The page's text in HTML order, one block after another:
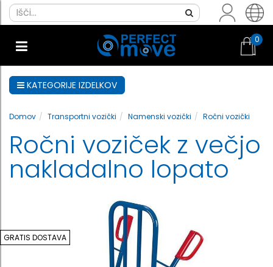
0
KATEGORIJE IZDELKOV
Domov Transportni vozički Namenski vozički Ročni vozički
Ročni voziček z večjo
nakladalno lopato
GRATIS DOSTAVA